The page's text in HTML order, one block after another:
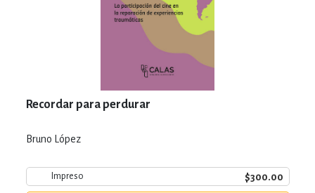
Recordar para perdurar
Bruno López
Impreso $300.00